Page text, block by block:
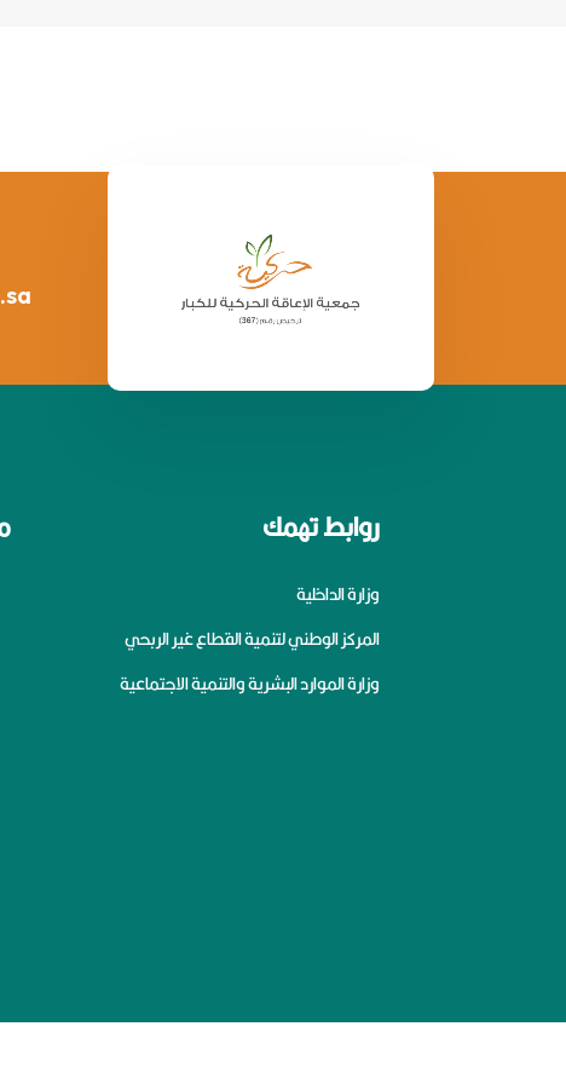
روابط تهمك
وزارة الداخلية
المركز الوطني لتنمية القطاع غير الربحي
وزارة الموارد البشرية والتنمية الاجتماعية